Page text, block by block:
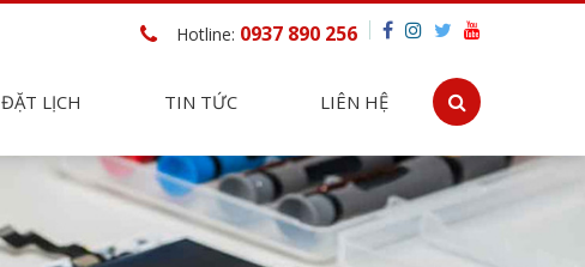
Hotline: 0937 890 256
ĐẶT LỊCH TIN TỨC LIÊN HỆ